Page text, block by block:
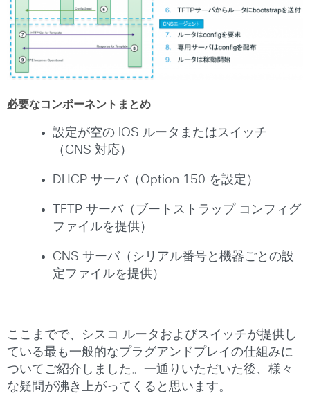
必要なコンポーネントまとめ
設定が空の IOS ルータまたはスイッチ
（CNS 対応）
DHCP サーバ（Option 150 を設定）
TFTP サーバ（ブートストラップ コンフィグ
ファイルを提供）
CNS サーバ（シリアル番号と機器ごとの設
定ファイルを提供）
ここまでで、シスコ ルータおよびスイッチが提供し
ている最も一般的なプラグアンドプレイの仕組みに
ついてご紹介しました。一通りいただいた後、様々
な疑問が沸き上がってくると思います。